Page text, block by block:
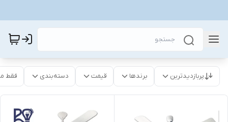
پربازدیدترین برندها قیمت دسته‌بندی فقط